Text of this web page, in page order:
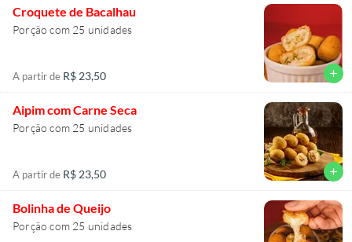
Croquete de Bacalhau
Porção com 25 unidades
A partir de R$ 23,50 add
Aipim com Carne Seca
Porção com 25 unidades
A partir de R$ 23,50 add
Bolinha de Queijo
Porção com 25 unidades